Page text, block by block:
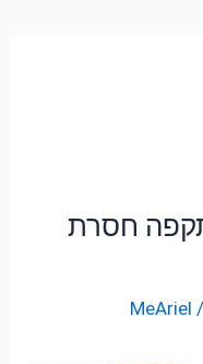
חסרת
MeAriel /